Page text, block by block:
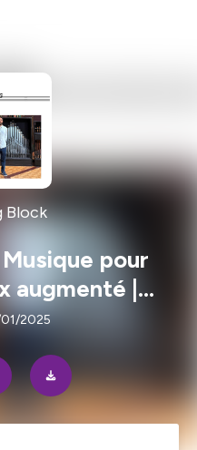
Block
Musique pour
augmenté |
l'émission
2025